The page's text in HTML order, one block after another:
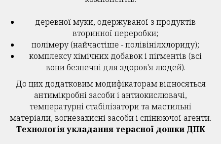
деревної муки, одержуваної з продуктів
вторинної переробки;
полімеру (найчастіше - полівінілхлориду);
комплексу хімічних добавок і пігментів (всі
вони безпечні для здоров'я людей).
До цих додатковим модифікаторам відносяться
антимікробні засоби і антиокислювачі,
температурні стабілізатори та мастильні
матеріали, вогнезахисні засоби і спінюючої агенти.
Технологія укладання терасної дошки ДПК